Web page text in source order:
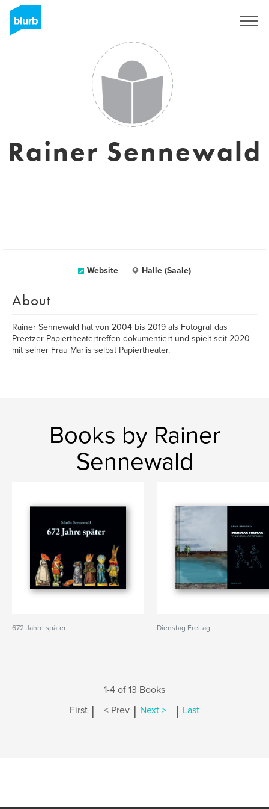
Rainer Sennewald
Website Halle (Saale)
About
Rainer Sennewald hat von 2004 bis 2019 als Fotograf das
Preetzer Papiertheatertreffen dokumentiert und spielt seit 2020
mit seiner Frau Marlis selbst Papiertheater.
Books by Rainer
Sennewald
672 Jahre später Dienstag Freitag
1-4 of 13 Books
First | < Prev | Next > | Last